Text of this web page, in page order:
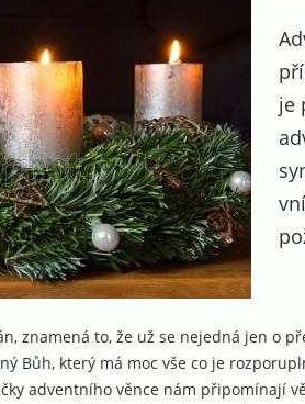
je
znamená to, že už se nejedná jen o
Bůh, který má moc vše co je
adventního věnce nám připomínají